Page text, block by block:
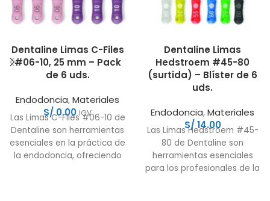
Dentaline Limas C-Files
#06-10, 25 mm – Pack
de 6 uds.
Endodoncia,Materiales
S/0.00 IGV
Las Limas C-Files #06-10 de
Dentaline son herramientas
esenciales en la práctica de
la endodoncia, ofreciendo
Dentaline Limas
Hedstroem #45-80
(surtida) – Blíster de 6
uds.
Endodoncia,Materiales
S/14.00
Las Limas Hedstroem #45-
80 de Dentaline son
herramientas esenciales
para los profesionales de la